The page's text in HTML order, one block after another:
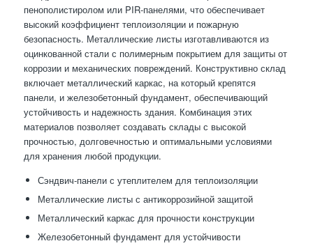
пенополистиролом или PIR-панелями, что обеспечивает
высокий коэффициент теплоизоляции и пожарную
безопасность. Металлические листы изготавливаются из
оцинкованной стали с полимерным покрытием для защиты от
коррозии и механических повреждений. Конструктивно склад
включает металлический каркас, на который крепятся
панели, и железобетонный фундамент, обеспечивающий
устойчивость и надежность здания. Комбинация этих
материалов позволяет создавать склады с высокой
прочностью, долговечностью и оптимальными условиями
для хранения любой продукции.
Сэндвич-панели с утеплителем для теплоизоляции
Металлические листы с антикоррозийной защитой
Металлический каркас для прочности конструкции
Железобетонный фундамент для устойчивости